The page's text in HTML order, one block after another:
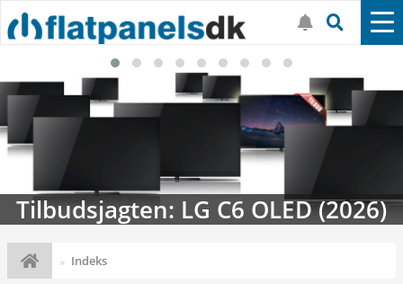
Tilbudsjagten: LG C6 OLED (2026)
Indeks